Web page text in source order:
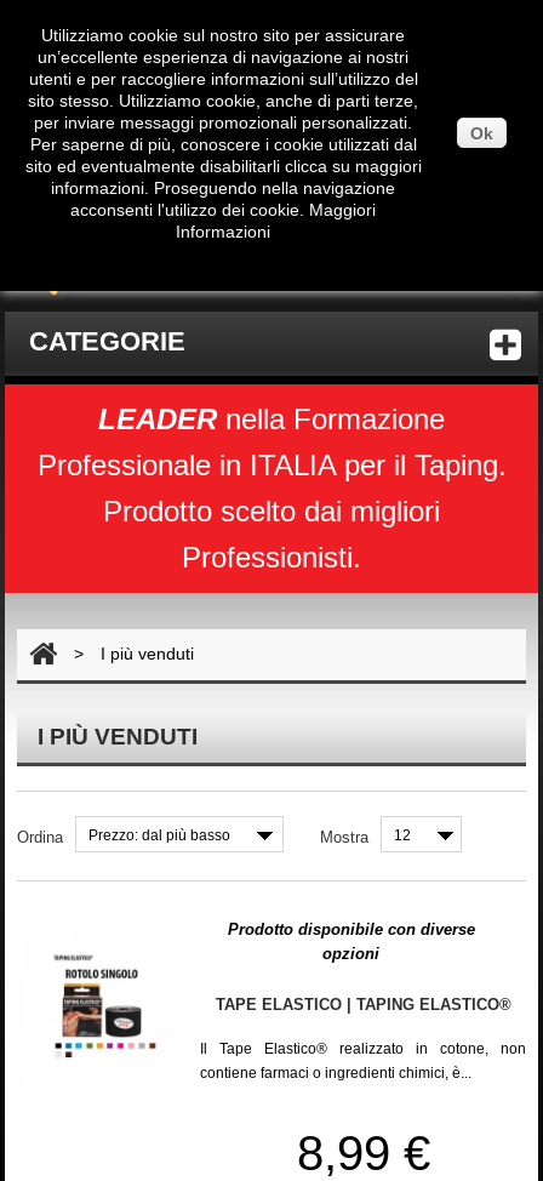
Carrello
CATEGORIE
LEADERnella Formazione
Professionale in ITALIA per il Taping.
Prodotto scelto dai migliori
Professionisti.
> I più venduti
I PIÙ VENDUTI
Ordina Prezzo: dal più basso Mostra 12
Prodotto disponibile con diverse
opzioni
TAPE ELASTICO | TAPING ELASTICO®
Il Tape Elastico® realizzato in cotone, non
contiene farmaci o ingredienti chimici, è...
8,99 €
Utilizziamo cookie sul nostro sito per assicurare
un’eccellente esperienza di navigazione ai nostri
utenti e per raccogliere informazioni sull’utilizzo del
sito stesso. Utilizziamo cookie, anche di parti terze,
per inviare messaggi promozionali personalizzati.
Per saperne di più, conoscere i cookie utilizzati dal
sito ed eventualmente disabilitarli clicca su maggiori
informazioni. Proseguendo nella navigazione
acconsenti l'utilizzo dei cookie. Maggiori
Informazioni
Ok